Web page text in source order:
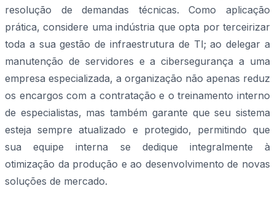
resolução de demandas técnicas. Como aplicação
prática, considere uma indústria que opta por terceirizar
toda a sua gestão de infraestrutura de TI; ao delegar a
manutenção de servidores e a cibersegurança a uma
empresa especializada, a organização não apenas reduz
os encargos com a contratação e o treinamento interno
de especialistas, mas também garante que seu sistema
esteja sempre atualizado e protegido, permitindo que
sua equipe interna se dedique integralmente à
otimização da produção e ao desenvolvimento de novas
soluções de mercado.